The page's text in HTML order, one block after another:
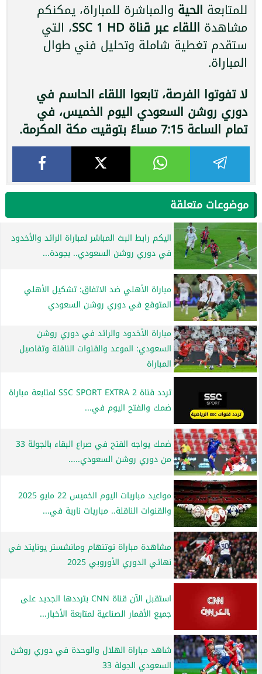
للمتابعة الحية والمباشرة للمباراة، يمكنكم
مشاهدة اللقاء عبر قناة SSC 1 HD ، التي
ستقدم تغطية شاملة وتحليل فني طوال
المباراة.
لا تفوتوا الفرصة، تابعوا اللقاء الحاسم في
دوري روشن السعودي اليوم الخميس، في
تمام الساعة 7:15 مساءً بتوقيت مكة المكرمة.
موضوعات متعلقة
اليكم رابط البث المباشر لمباراة الرائد والأخدود
في دوري روشن السعودي.. بجودة...
مباراة الأهلي ضد الاتفاق: تشكيل الأهلي
المتوقع في دوري روشن السعودي
مباراة الأخدود والرائد في دوري روشن
السعودي: الموعد والقنوات الناقلة وتفاصيل
المباراة
تردد قناة SSC SPORT EXTRA 2 لمتابعة مباراة
ضمك والفتح اليوم في...
ضمك يواجه الفتح في صراع البقاء بالجولة 33
من دوري روشن السعودي.....
مواعيد مباريات اليوم الخميس 22 مايو 2025
والقنوات الناقلة.. مباريات نارية في...
مشاهدة مباراة توتنهام ومانشستر يونايتد في
نهائي الدوري الأوروبي 2025
استقبل الآن قناة CNN بترددها الجديد على
جميع الأقمار الصناعية لمتابعة الأخبار...
شاهد مباراة الهلال والوحدة في دوري روشن
السعودي الجولة 33